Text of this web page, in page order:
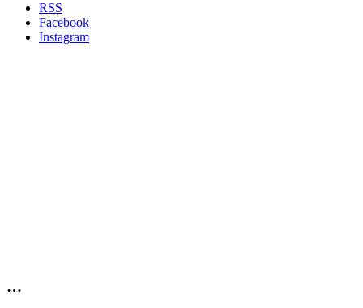
RSS
Facebook
Instagram
…